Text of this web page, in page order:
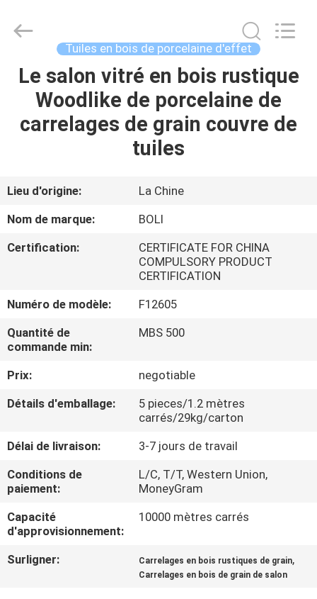
MAISON
VIDÉOS
À
DE
NOUS
VISITE
DE
CONTRÔLE
DE
LA
QUALITÉ
CERAMICS
Reserved.
Tuiles en bois de porcelaine d'effet
Le salon vitré en bois rustique
Woodlike de porcelaine de
carrelages de grain couvre de
tuiles
Lieu d'origine:
La Chine
Nom de marque:
BOLI
Certification:
CERTIFICATE FOR CHINA
COMPULSORY PRODUCT
CERTIFICATION
Numéro de modèle:
F12605
Quantité de
commande min:
MBS 500
Prix:
negotiable
Détails d'emballage:
5 pieces/1.2 mètres
carrés/29kg/carton
Délai de livraison:
3-7 jours de travail
Conditions de
paiement:
L/C, T/T, Western Union,
MoneyGram
Capacité
d'approvisionnement:
10000 mètres carrés
Surligner: Carrelages en bois rustiques de grain,
Carrelages en bois de grain de salon